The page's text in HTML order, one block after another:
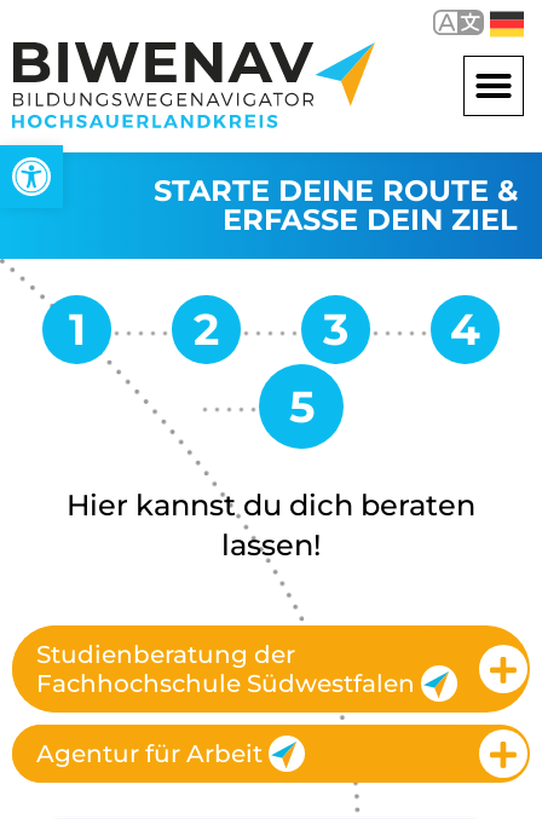
Werkzeugleiste öffnen
STARTE DEINE ROUTE &
ERFASSE DEIN ZIEL
Hier kannst du dich beraten
lassen!
Studienberatung der
Fachhochschule Südwestfalen
Agentur für Arbeit